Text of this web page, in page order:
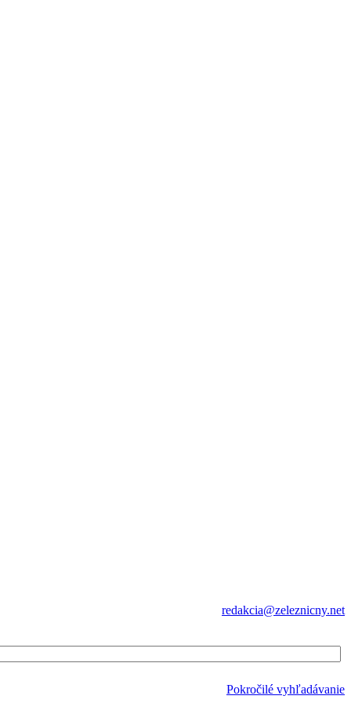
redakcia@zeleznicny.net
Pokročilé vyhľadávanie